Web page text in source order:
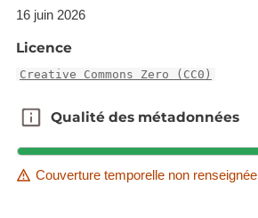
16 juin 2026
Licence
Creative Commons Zero (CC0)
Qualité des métadonnées
Qualité des métadonnées
Couverture temporelle non renseignée